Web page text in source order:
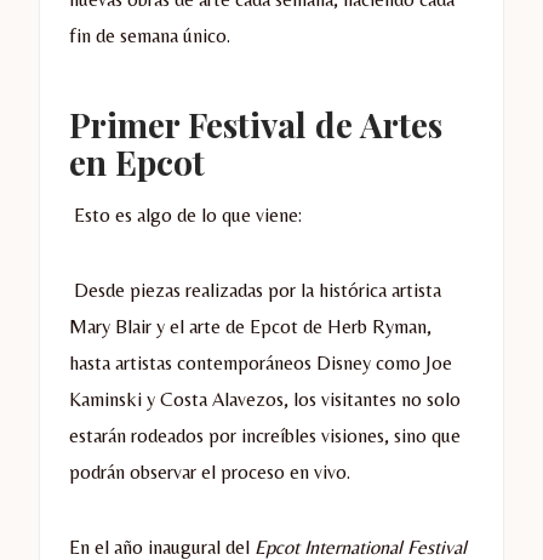
fin de semana único.
Primer Festival de Artes
en Epcot
Esto es algo de lo que viene:
Desde piezas realizadas por la histórica artista
Mary Blair y el arte de Epcot de Herb Ryman,
hasta artistas contemporáneos Disney como Joe
Kaminski y Costa Alavezos, los visitantes no solo
estarán rodeados por increíbles visiones, sino que
podrán observar el proceso en vivo.
En el año inaugural del Epcot International Festival